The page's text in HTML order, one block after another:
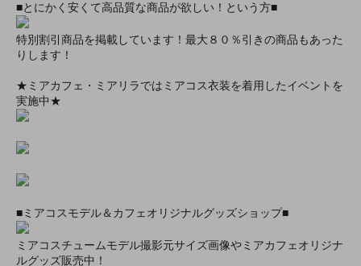
■とにかく安くて高品質な商品が欲しい！という方■
特別割引商品を掲載しています！最大８０％引きの商品もあった
りします！
★ミアカフェ・ミアリラではミアコス衣装を着用したイベントを
実施中★
■ミアコスモデル＆カフェオリジナルグッズショップ■
ミアコスチュームモデル撮影元サイズ画像やミアカフェオリジナ
ルグッズ販売中！